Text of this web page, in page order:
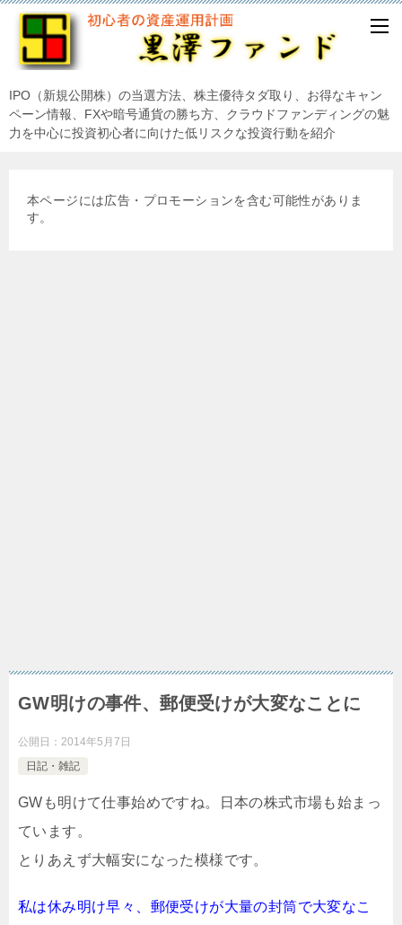
IPO（新規公開株）の当選方法、株主優待タダ取り、お得なキャン
ペーン情報、FXや暗号通貨の勝ち方、クラウドファンディングの魅
力を中心に投資初心者に向けた低リスクな投資行動を紹介
本ページには広告・プロモーションを含む可能性がありま
す。
GW明けの事件、郵便受けが大変なことに
公開日： 2014年5月7日
日記・雑記
GWも明けて仕事始めですね。日本の株式市場も始まっ
ています。
とりあえず大幅安になった模様です。
私は休み明け早々、郵便受けが大量の封筒で大変なこ